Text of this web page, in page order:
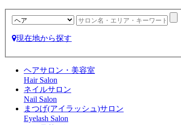
現在地から探す
ヘアサロン・美容室
Hair Salon
ネイルサロン
Nail Salon
まつげ(アイラッシュ)サロン
Eyelash Salon